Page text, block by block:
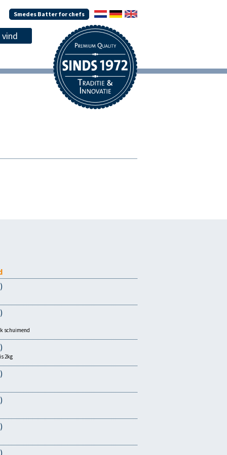
Smedes Batter for chefs
schuimend
2kg